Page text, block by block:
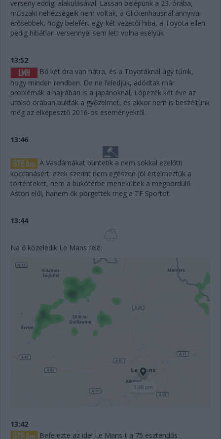
verseny eddigi alakulásával. Lassan belépünk a 23. órába,
műszaki nehézségeik nem voltak, a Glickenhausnál annyival
erősebbek, hogy belefért egy-két vezetői hiba, a Toyota ellen
pedig hibátlan versennyel sem lett volna esélyük.
13:52
Bő két óra van hátra, és a Toyotáknál úgy tűnik,
hogy minden rendben. De ne feledjük, adódtak már
problémák a hajrában is a japánoknál, Lópezék két éve az
utolsó órában bukták a győzelmet, és akkor nem is beszéltünk
még az elképesztő 2016-os eseményekről.
13:46
A Vasdámákat büntetik a nem sokkal ezelőtti
koccanásért: ezek szerint nem egészen jól értelmeztük a
történteket, nem a bukótérbe menekültek a megpördülő
Aston elől, hanem ők pörgették meg a TF Sportot.
13:44
Na ő közeledik Le Mans felé:
13:42
Befejezte az idei Le Mans-t a 75 esztendős